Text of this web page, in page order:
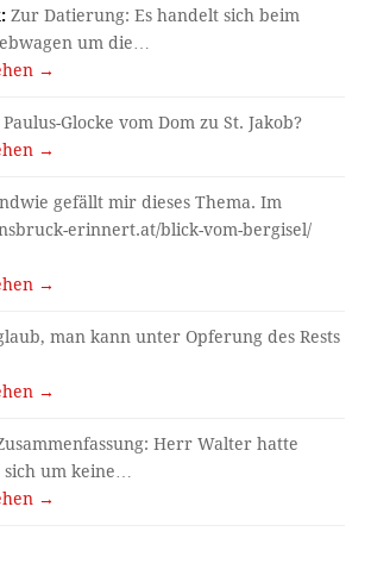
Zur Datierung: Es handelt sich beim
um die…
→
Glocke vom Dom zu St. Jakob?
→
gefällt mir dieses Thema. Im
erinnert.at/blick-vom-bergisel/
→
man kann unter Opferung des Rests
→
Herr Walter hatte
um keine…
→